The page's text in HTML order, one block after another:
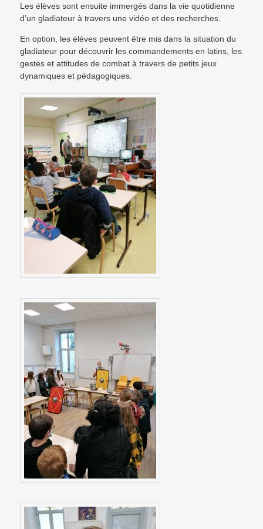
Les élèves sont ensuite immergés dans la vie quotidienne
d’un gladiateur à travers une vidéo et des recherches.
En option, les élèves peuvent être mis dans la situation du
gladiateur pour découvrir les commandements en latins, les
gestes et attitudes de combat à travers de petits jeux
dynamiques et pédagogiques.